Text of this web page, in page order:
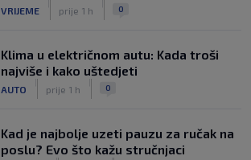
VRIJEME prije 1 h 0
Klima u električnom autu: Kada troši
najviše i kako uštedjeti
AUTO prije 1 h 0
Kad je najbolje uzeti pauzu za ručak na
poslu? Evo što kažu stručnjaci